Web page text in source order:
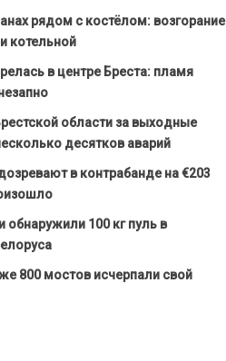
рядом с костёлом: возгорание
котельной
в центре Бреста: пламя
области за выходные
десятков аварий
в контрабанде на €203
обнаружили 100 кг пуль в
800 мостов исчерпали свой